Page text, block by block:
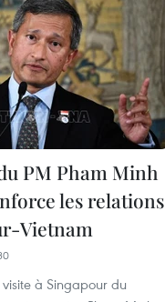
PM Pham Minh
les relations
Vietnam
à Singapour du